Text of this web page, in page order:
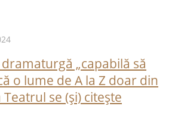
dramaturgă „capabilă să
o lume de A la Z doar din
Teatrul se (și) citește